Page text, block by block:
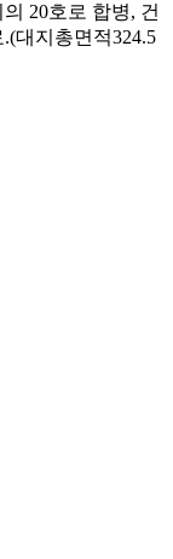
20호로 합병, 건
대지총면적324.5